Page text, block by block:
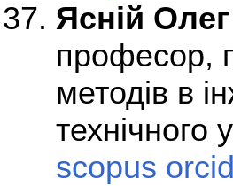
Ясній
професор,
методів в
технічного
scopus